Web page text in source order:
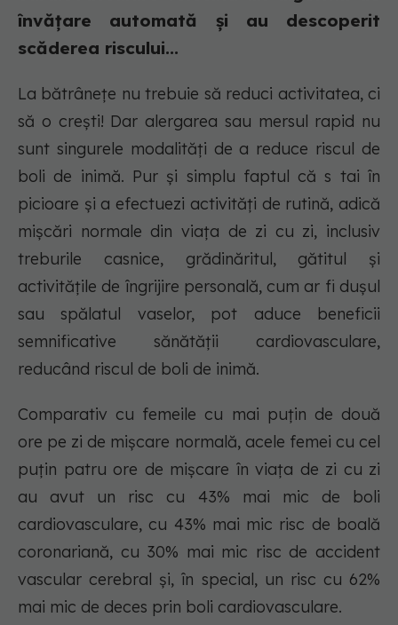
învățare automată și au descoperit
scăderea riscului...
La bătrânețe nu trebuie să reduci activitatea, ci
să o crești! Dar alergarea sau mersul rapid nu
sunt singurele modalități de a reduce riscul de
boli de inimă. Pur și simplu faptul că s tai în
picioare și a efectuezi activități de rutină, adică
mișcări normale din viața de zi cu zi, inclusiv
treburile casnice, grădinăritul, gătitul și
activitățile de îngrijire personală, cum ar fi dușul
sau spălatul vaselor, pot aduce beneficii
semnificative sănătății cardiovasculare,
reducând riscul de boli de inimă.
Comparativ cu femeile cu mai puțin de două
ore pe zi de mișcare normală, acele femei cu cel
puțin patru ore de mișcare în viața de zi cu zi
au avut un risc cu 43% mai mic de boli
cardiovasculare, cu 43% mai mic risc de boală
coronariană, cu 30% mai mic risc de accident
vascular cerebral și, în special, un risc cu 62%
mai mic de deces prin boli cardiovasculare.